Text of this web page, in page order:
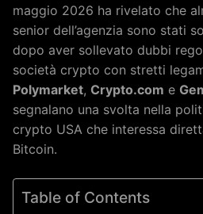
maggio 2026 ha rivelato che
senior dell’agenzia sono stati
dopo aver sollevato dubbi
società crypto con stretti
Polymarket, Crypto.com e
segnalano una svolta nella
crypto USA che interessa
Bitcoin.
Table of Contents